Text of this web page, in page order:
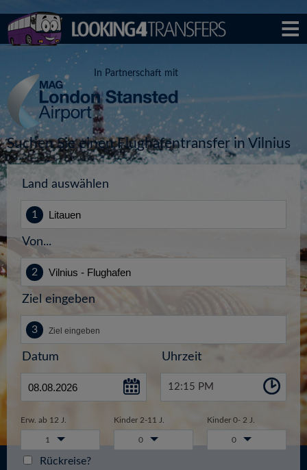
In Partnerschaft mit
Suchen Sie einen Flughafentransfer in Vilnius
Land auswählen
Von...
Ziel eingeben
Datum Uhrzeit
12:15 PM
Erw. ab 12 J. Kinder 2-11 J. Kinder 0- 2 J.
1 0 0
Rückreise?